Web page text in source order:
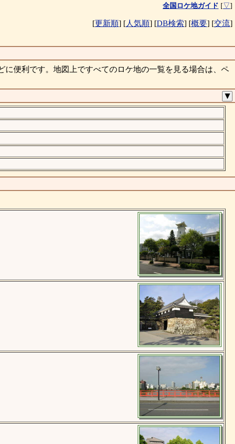
全国ロケ地ガイド [▽]
[更新順] [人気順] [DB検索] [概要] [交流]
便利です。地図上ですべてのロケ地の一覧を見る場合は、ペ
▼